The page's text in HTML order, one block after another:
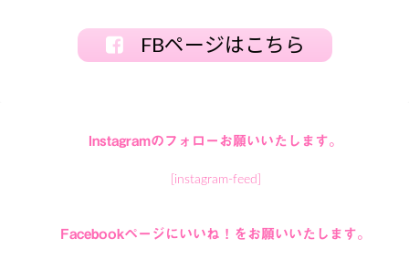
FBページはこちら
Instagramのフォローお願いいたします。
[instagram-feed]
Facebookページにいいね！をお願いいたします。